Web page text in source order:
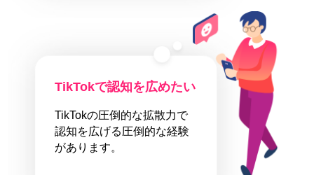
TikTokで認知を広めたい
TikTokの圧倒的な拡散力で
認知を広げる圧倒的な経験
があります。